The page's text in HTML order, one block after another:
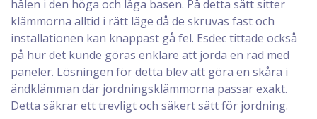
hålen i den höga och låga basen. På detta sätt sitter
klämmorna alltid i rätt läge då de skruvas fast och
installationen kan knappast gå fel. Esdec tittade också
på hur det kunde göras enklare att jorda en rad med
paneler. Lösningen för detta blev att göra en skåra i
ändklämman där jordningsklämmorna passar exakt.
Detta säkrar ett trevligt och säkert sätt för jordning.